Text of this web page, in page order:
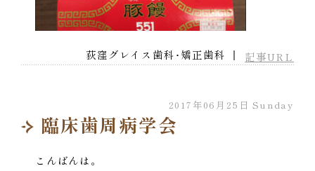
荻窪グレイス歯科･矯正歯科 ｜ 記事URL
2017年06月25日 Sunday
臨床歯周病学会
こんばんは。